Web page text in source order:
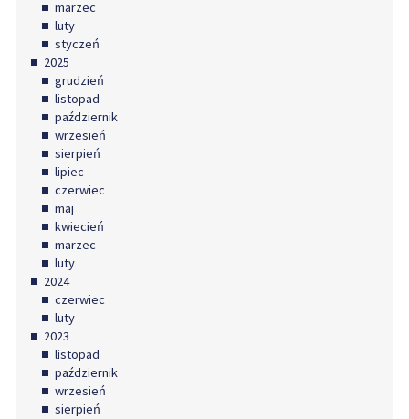
marzec
luty
styczeń
2025
grudzień
listopad
październik
wrzesień
sierpień
lipiec
czerwiec
maj
kwiecień
marzec
luty
2024
czerwiec
luty
2023
listopad
październik
wrzesień
sierpień